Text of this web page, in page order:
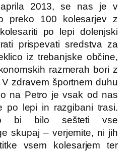
2013, se nas je v
preko 100 kolesarjev z
po lepi dolenjski
prispevati sredstva za
iz trebanjske občine,
razmerah bori z
zdravem športnem duhu
na Petro je vsak od nas
po lepi in razgibani trasi.
bi bilo sešteti vse
skupaj – verjemite, ni jih
vsem kolesarjem ter